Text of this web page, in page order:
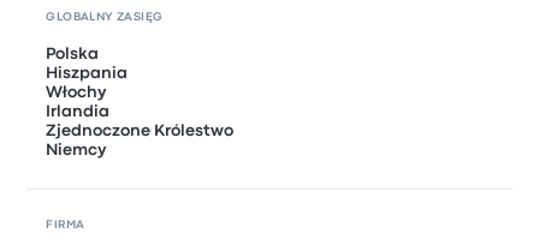
GLOBALNY ZASIĘG
Polska
Hiszpania
Włochy
Irlandia
Zjednoczone Królestwo
Niemcy
FIRMA